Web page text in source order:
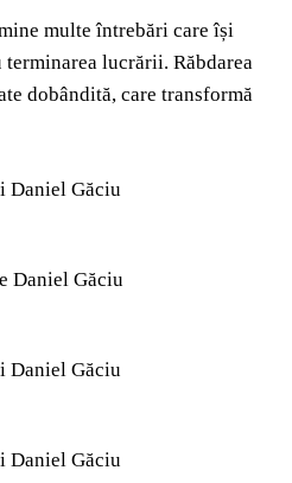
multe întrebări care își
terminarea lucrării. Răbdarea
dobândită, care transformă